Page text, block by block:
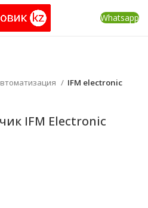
Whatsapp
IFM electronic
IFM Electronic